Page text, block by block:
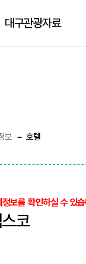
대구관광자료
보 호텔
보를 확인하실 수 있
코